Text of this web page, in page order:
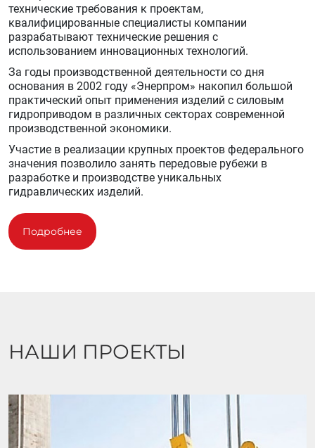
технические требования к проектам,
квалифицированные специалисты компании
разрабатывают технические решения с
использованием инновационных технологий.
За годы производственной деятельности со дня
основания в 2002 году «Энерпром» накопил большой
практический опыт применения изделий с силовым
гидроприводом в различных секторах современной
производственной экономики.
Участие в реализации крупных проектов федерального
значения позволило занять передовые рубежи в
разработке и производстве уникальных
гидравлических изделий.
Подробнее
НАШИ ПРОЕКТЫ